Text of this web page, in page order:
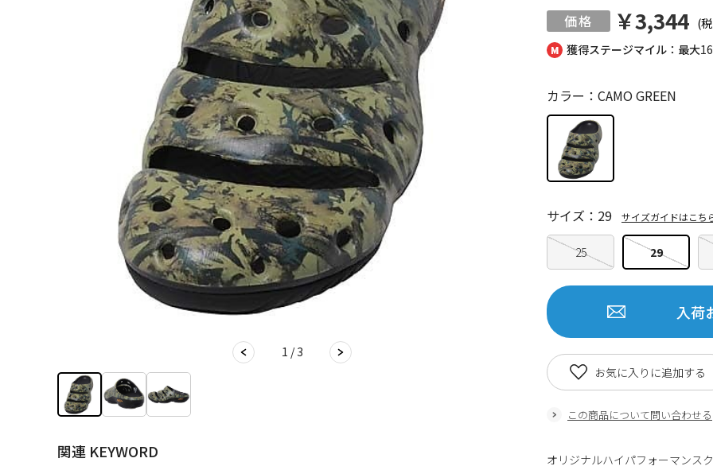
1 / 3
関連 KEYWORD
獲得ステージマイル：最大
￥3,344 (
カラー：CAMO GREEN
25 29
サイズ：29 サイズガイドはこち
入荷
この商品について問い合わせる
お気に入りに追加する
オリジナルハイパフォーマンスク